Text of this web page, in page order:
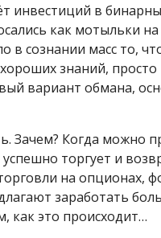
инвестиций в
как мотыльки на
в сознании масс то,
знаний,
вариант обмана,
Зачем? Когда можно
торгует и
на опционах,
заработать
как это происходит…